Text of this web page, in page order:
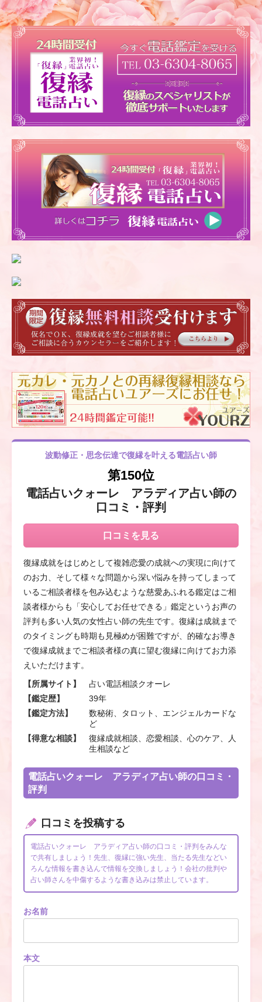
波動修正・思念伝達で復縁を叶える電話占い師
第150位
電話占いクォーレ アラディア占い師の
口コミ・評判
口コミを見る
復縁成就をはじめとして複雑恋愛の成就への実現に向けて
のお力、そして様々な問題から深い悩みを持ってしまって
いるご相談者様を包み込むような慈愛あふれる鑑定はご相
談者様からも「安心してお任せできる」鑑定というお声の
評判も多い人気の女性占い師の先生です。復縁は成就まで
のタイミングも時期も見極めが困難ですが、的確なお導き
で復縁成就までご相談者様の真に望む復縁に向けてお力添
えいただけます。
【所属サイト】
占い電話相談クオーレ
【鑑定歴】
39年
【鑑定方法】
数秘術、タロット、エンジェルカードな
ど
【得意な相談】
復縁成就相談、恋愛相談、心のケア、人
生相談など
電話占いクォーレ アラディア占い師の口コミ・
評判
口コミを投稿する
電話占いクォーレ アラディア占い師の口コミ・評判をみんな
で共有しましょう！先生、復縁に強い先生、当たる先生などい
ろんな情報を書き込んで情報を交換しましょう！会社の批判や
占い師さんを中傷するような書き込みは禁止しています。
お名前
本文